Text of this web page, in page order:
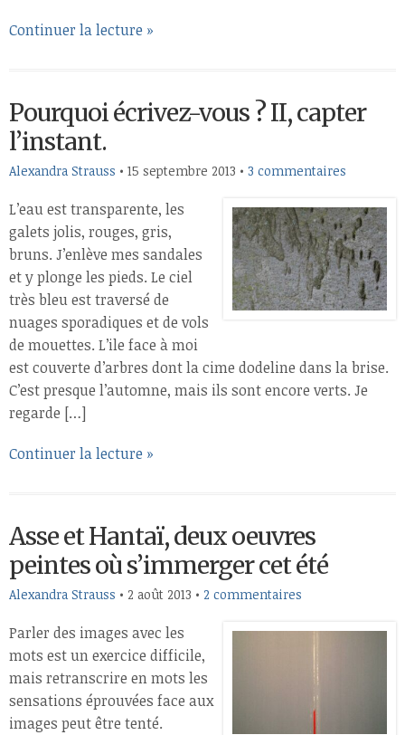
Continuer la lecture »
Pourquoi écrivez-vous ? II, capter
l’instant.
Alexandra Strauss • 15 septembre 2013 • 3 commentaires
L’eau est transparente, les
galets jolis, rouges, gris,
bruns. J’enlève mes sandales
et y plonge les pieds. Le ciel
très bleu est traversé de
nuages sporadiques et de vols
de mouettes. L’ile face à moi
est couverte d’arbres dont la cime dodeline dans la brise.
C’est presque l’automne, mais ils sont encore verts. Je
regarde […]
Continuer la lecture »
Asse et Hantaï, deux oeuvres
peintes où s’immerger cet été
Alexandra Strauss • 2 août 2013 • 2 commentaires
Parler des images avec les
mots est un exercice difficile,
mais retranscrire en mots les
sensations éprouvées face aux
images peut être tenté.